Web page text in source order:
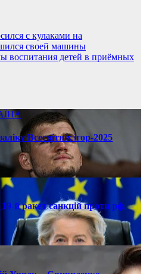
с кулаками на
своей машины
воспитания детей в приёмных
Всесвітніх ігор-2025
й ракет санкцій проти рф, –